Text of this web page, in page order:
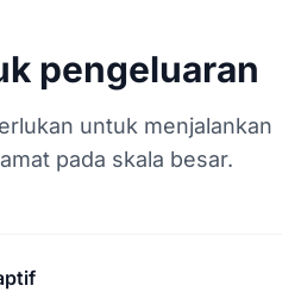
pengeluaran
untuk menjalankan
pada skala besar.